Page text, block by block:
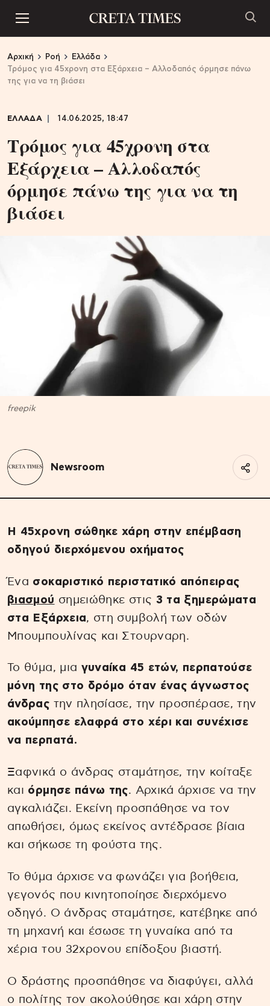
Αρχική Ροή
Ελλάδα
Τρόμος για 45χρονη στα Εξάρχεια – Αλλοδαπός όρμησε πάνω
της για να τη βιάσει
ΕΛΛΑΔΑ 14.06.2025, 18:47
Τρόμος για 45χρονη στα
Εξάρχεια – Αλλοδαπός
όρμησε πάνω της για να τη
βιάσει
freepik
Newsroom
Η 45χρονη σώθηκε χάρη στην επέμβαση
οδηγού διερχόμενου οχήματος
Ένα σοκαριστικό περιστατικό απόπειρας
βιασμού σημειώθηκε στις 3 τα ξημερώματα
στα Εξάρχεια, στη συμβολή των οδών
Μπουμπουλίνας και Στουρναρη.
Το θύμα, μια γυναίκα 45 ετών, περπατούσε
μόνη της στο δρόμο όταν ένας άγνωστος
άνδρας την πλησίασε, την προσπέρασε, την
ακούμπησε ελαφρά στο χέρι και συνέχισε
να περπατά.
Ξαφνικά ο άνδρας σταμάτησε, την κοίταξε
και όρμησε πάνω της. Αρχικά άρχισε να την
αγκαλιάζει. Εκείνη προσπάθησε να τον
απωθήσει, όμως εκείνος αντέδρασε βίαια
και σήκωσε τη φούστα της.
Το θύμα άρχισε να φωνάζει για βοήθεια,
γεγονός που κινητοποίησε διερχόμενο
οδηγό. Ο άνδρας σταμάτησε, κατέβηκε από
τη μηχανή και έσωσε τη γυναίκα από τα
χέρια του 32χρονου επίδοξου βιαστή.
Ο δράστης προσπάθησε να διαφύγει, αλλά
ο πολίτης τον ακολούθησε και χάρη στην